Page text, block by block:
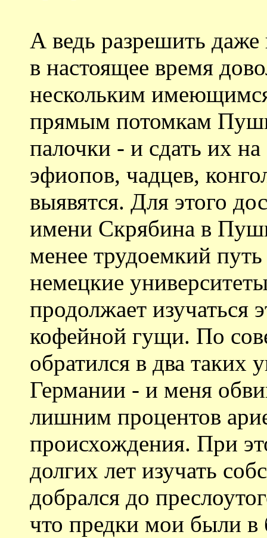
А ведь разрешить
в настоящее время
нескольким
прямым потомкам
палочки - и сдать их
эфиопов, чадцев,
выявятся. Для этого
имени Скрябина в
менее трудоемкий
немецкие
продолжает изучаться
кофейной гущи. По
обратился в два таких
Германии - и меня
лишним процентов
происхождения. При
долгих лет изучать
добрался до
что предки мои были в